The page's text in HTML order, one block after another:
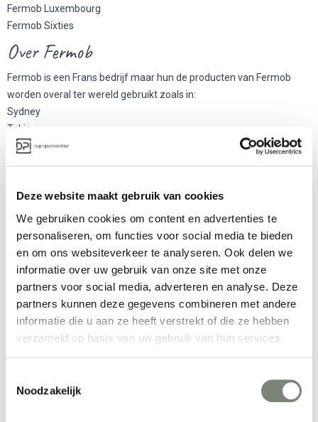
Deze website maakt gebruik van cookies
We gebruiken cookies om content en advertenties te
personaliseren, om functies voor social media te bieden
en om ons websiteverkeer te analyseren. Ook delen we
informatie over uw gebruik van onze site met onze
partners voor social media, adverteren en analyse. Deze
partners kunnen deze gegevens combineren met andere
informatie die u aan ze heeft verstrekt of die ze hebben
verzameld op basis van uw gebruik van hun services.
Noodzakelijk
Fermob Luxembourg
Fermob Sixties
Over Fermob
Fermob is een Frans bedrijf maar hun de producten van Fermob
worden overal ter wereld gebruikt zoals in:
Sydney
Tokio
Bangkok
Parijs
Meer producten van Fermob